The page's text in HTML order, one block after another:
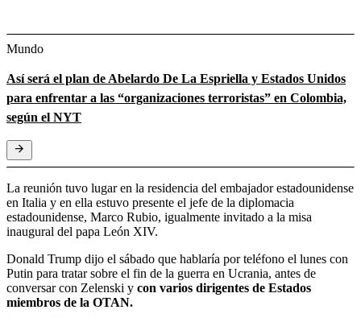
Mundo
Así será el plan de Abelardo De La Espriella y Estados Unidos
para enfrentar a las “organizaciones terroristas” en Colombia,
según el NYT
La reunión tuvo lugar en la residencia del embajador estadounidense
en Italia y en ella estuvo presente el jefe de la diplomacia
estadounidense, Marco Rubio, igualmente invitado a la misa
inaugural del papa León XIV.
Donald Trump dijo el sábado que hablaría por teléfono el lunes con
Putin para tratar sobre el fin de la guerra en Ucrania, antes de
conversar con Zelenski y con varios dirigentes de Estados
miembros de la OTAN.